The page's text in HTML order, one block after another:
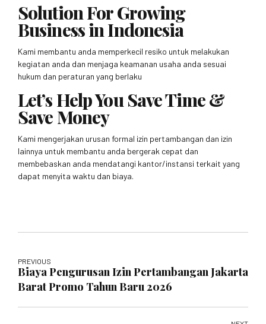
Solution For Growing
Business in Indonesia
Kami membantu anda memperkecil resiko untuk melakukan
kegiatan anda dan menjaga keamanan usaha anda sesuai
hukum dan peraturan yang berlaku
Let’s Help You Save Time &
Save Money
Kami mengerjakan urusan formal izin pertambangan dan izin
lainnya untuk membantu anda bergerak cepat dan
membebaskan anda mendatangi kantor/instansi terkait yang
dapat menyita waktu dan biaya.
PREVIOUS
Biaya Pengurusan Izin Pertambangan Jakarta
Barat Promo Tahun Baru 2026